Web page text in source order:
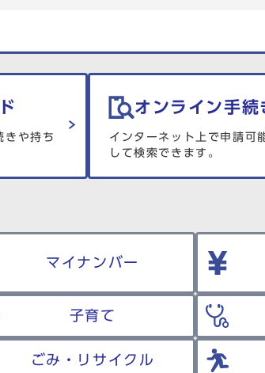
きや持ち
オンライン手続
インターネット上で申請可
して検索できます。
マイナンバー
子育て
ごみ・リサイクル